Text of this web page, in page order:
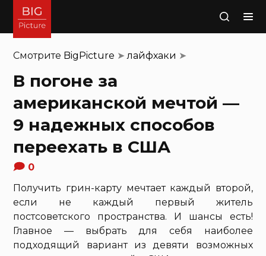
Поиск
Смотрите BigPicture ➤лайфхаки ➤
В погоне за
американской мечтой —
9 надежных способов
переехать в США
0
Получить грин-карту мечтает каждый второй,
если не каждый первый житель
постсоветского пространства. И шансы есть!
Главное — выбрать для себя наиболее
подходящий вариант из девяти возможных